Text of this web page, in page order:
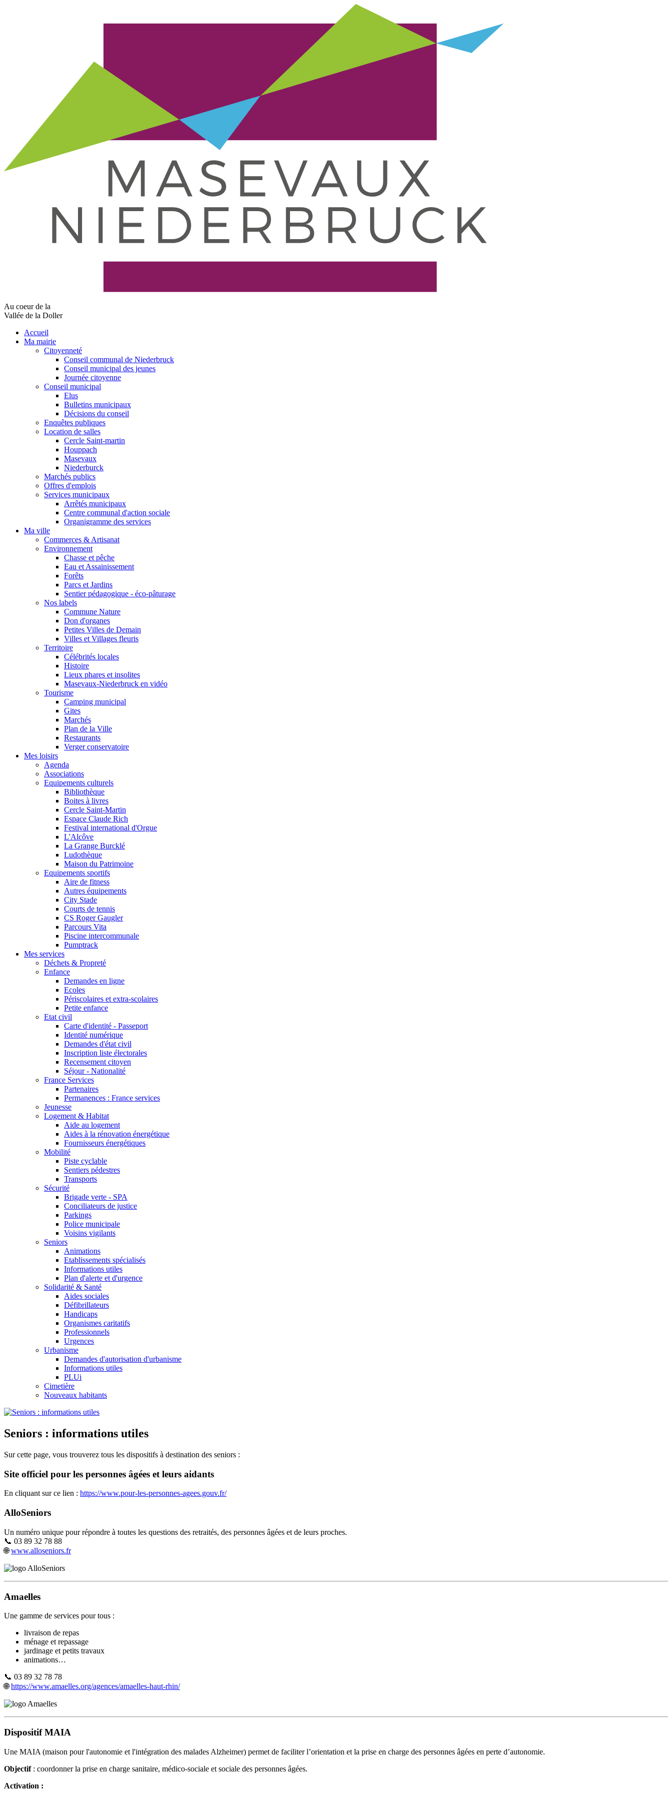
Au coeur de la
Vallée de la Doller
Accueil
Ma mairie
Citoyenneté
Conseil communal de Niederbruck
Conseil municipal des jeunes
Journée citoyenne
Conseil municipal
Elus
Bulletins municipaux
Décisions du conseil
Enquêtes publiques
Location de salles
Cercle Saint-martin
Houppach
Masevaux
Niederburck
Marchés publics
Offres d'emplois
Services municipaux
Arrêtés municipaux
Centre communal d'action sociale
Organigramme des services
Ma ville
Commerces & Artisanat
Environnement
Chasse et pêche
Eau et Assainissement
Forêts
Parcs et Jardins
Sentier pédagogique - éco-pâturage
Nos labels
Commune Nature
Don d'organes
Petites Villes de Demain
Villes et Villages fleuris
Territoire
Célébrités locales
Histoire
Lieux phares et insolites
Masevaux-Niederbruck en vidéo
Tourisme
Camping municipal
Gites
Marchés
Plan de la Ville
Restaurants
Verger conservatoire
Mes loisirs
Agenda
Associations
Equipements culturels
Bibliothèque
Boites à livres
Cercle Saint-Martin
Espace Claude Rich
Festival international d'Orgue
L'Alcôve
La Grange Burcklé
Ludothèque
Maison du Patrimoine
Equipements sportifs
Aire de fitness
Autres équipements
City Stade
Courts de tennis
CS Roger Gaugler
Parcours Vita
Piscine intercommunale
Pumptrack
Mes services
Déchets & Propreté
Enfance
Demandes en ligne
Ecoles
Périscolaires et extra-scolaires
Petite enfance
Etat civil
Carte d'identité - Passeport
Identité numérique
Demandes d'état civil
Inscription liste électorales
Recensement citoyen
Séjour - Nationalité
France Services
Partenaires
Permanences : France services
Jeunesse
Logement & Habitat
Aide au logement
Aides à la rénovation énergétique
Fournisseurs énergétiques
Mobilité
Piste cyclable
Sentiers pédestres
Transports
Sécurité
Brigade verte - SPA
Conciliateurs de justice
Parkings
Police municipale
Voisins vigilants
Seniors
Animations
Etablissements spécialisés
Informations utiles
Plan d'alerte et d'urgence
Solidarité & Santé
Aides sociales
Défibrillateurs
Handicaps
Organismes caritatifs
Professionnels
Urgences
Urbanisme
Demandes d'autorisation d'urbanisme
Informations utiles
PLUi
Cimetière
Nouveaux habitants
Seniors : informations utiles
Sur cette page, vous trouverez tous les dispositifs à destination des seniors :
Site officiel pour les personnes âgées et leurs aidants
En cliquant sur ce lien : https://www.pour-les-personnes-agees.gouv.fr/
AlloSeniors
Un numéro unique pour répondre à toutes les questions des retraités, des personnes âgées et de leurs proches.
📞 03 89 32 78 88
🌐www.alloseniors.fr
Amaelles
Une gamme de services pour tous :
livraison de repas
ménage et repassage
jardinage et petits travaux
animations…
📞 03 89 32 78 78
🌐https://www.amaelles.org/agences/amaelles-haut-rhin/
Dispositif MAIA
Une MAIA (maison pour l'autonomie et l'intégration des malades Alzheimer) permet de faciliter l’orientation et la prise en charge des personnes âgées en perte d’autonomie.
Objectif: coordonner la prise en charge sanitaire, médico-sociale et sociale des personnes âgées.
Activation :